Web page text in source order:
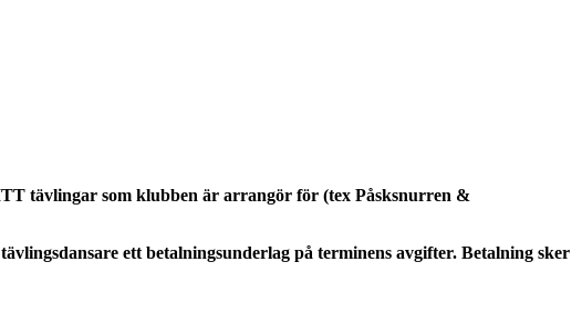
tävlingar som klubben är arrangör för (tex Påsksnurren &
ett betalningsunderlag på terminens avgifter. Betalning sker